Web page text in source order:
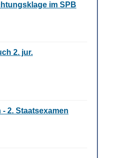
im SPB
2. jur.
2. Staatsexamen